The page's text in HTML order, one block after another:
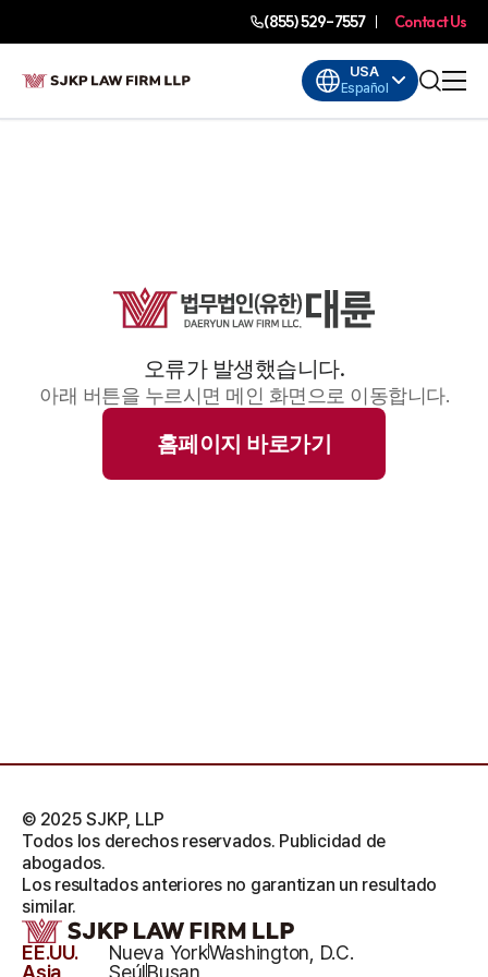
(855) 529-7557 Contact Us
USA
Español
오류가 발생했습니다.
아래 버튼을 누르시면 메인 화면으로 이동합니다.
홈페이지 바로가기
EE.UU. Nueva YorkWashington, D.C.
© 2025 SJKP, LLP
Todos los derechos reservados. Publicidad de
abogados.
Los resultados anteriores no garantizan un resultado
similar.